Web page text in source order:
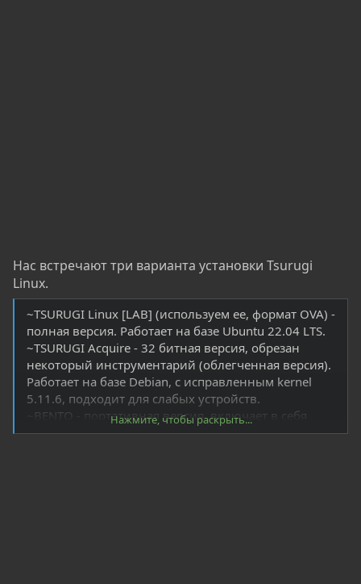
Нас встречают три варианта установки Tsurugi
Linux.
~TSURUGI Linux [LAB] (используем ее, формат OVA) -
полная версия. Работает на базе Ubuntu 22.04 LTS.
~TSURUGI Acquire - 32 битная версия, обрезан
некоторый инструментарий (облегченная версия).
Работает на базе Debian, с исправленным kernel
5.11.6, подходит для слабых устройств.
~BENTO - портативная версия, включает в себя
более 300 портативных приложений.
Нажмите, чтобы раскрыть...